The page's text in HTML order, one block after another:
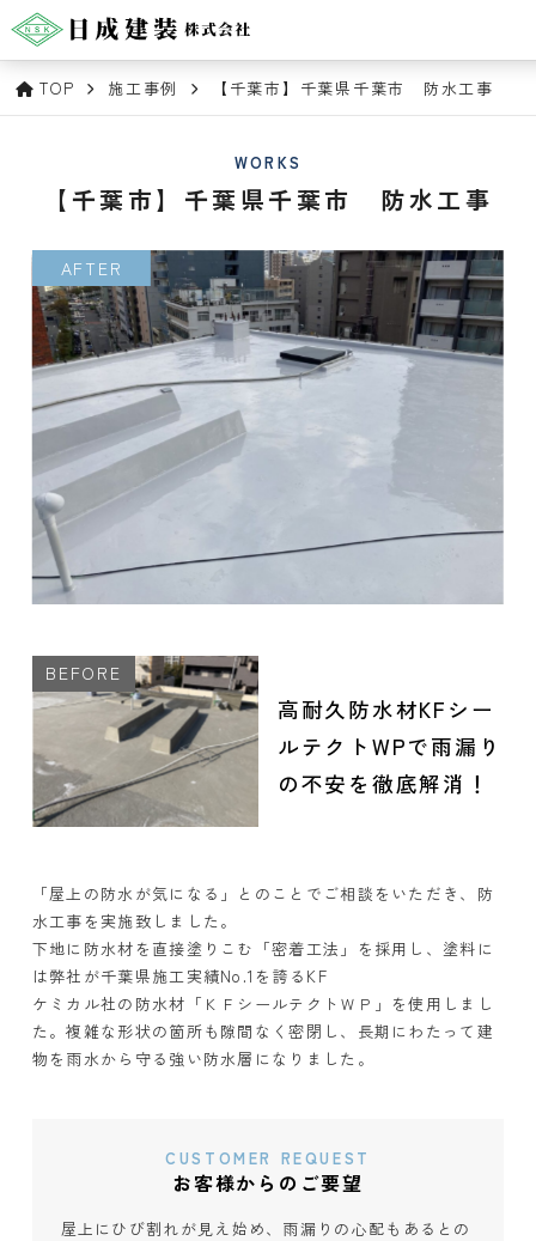
TOP 施工事例 【千葉市】千葉県千葉市 防水工事
WORKS
【千葉市】千葉県千葉市 防水工事
高耐久防水材KFシー
ルテクトWPで雨漏り
の不安を徹底解消！
「屋上の防水が気になる」とのことでご相談をいただき、防
水工事を実施致しました。
下地に防水材を直接塗りこむ「密着工法」を採用し、塗料に
は弊社が千葉県施工実績No.1を誇るKF
ケミカル社の防水材「ＫＦシールテクトＷＰ」を使用しまし
た。複雑な形状の箇所も隙間なく密閉し、長期にわたって建
物を雨水から守る強い防水層になりました。
CUSTOMER REQUEST
お客様からのご要望
屋上にひび割れが見え始め、雨漏りの心配もあるとの